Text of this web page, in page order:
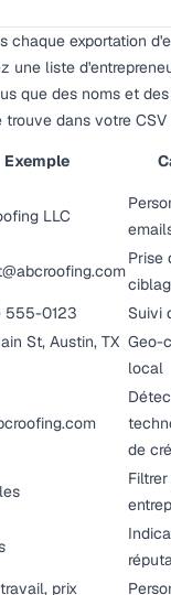
chaque exportation
une liste
que des noms et
dans votre CSV
Exemple
LLC
Prise
555-0123
Suivi
St, Austin, TX Geo-
local
de
prix